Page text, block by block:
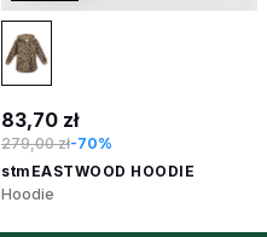
83,70 zł
279,00 zł-70%
stmEASTWOOD HOODIE
Hoodie